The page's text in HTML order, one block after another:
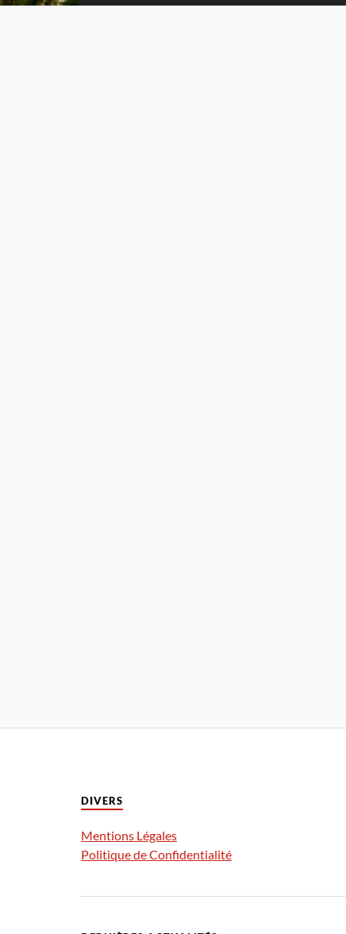
DIVERS
Mentions Légales
Politique de Confidentialité